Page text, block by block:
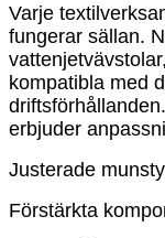
Varje
fungerar sällan.
kompatibla med
erbjuder
Justerade
Förstärkta